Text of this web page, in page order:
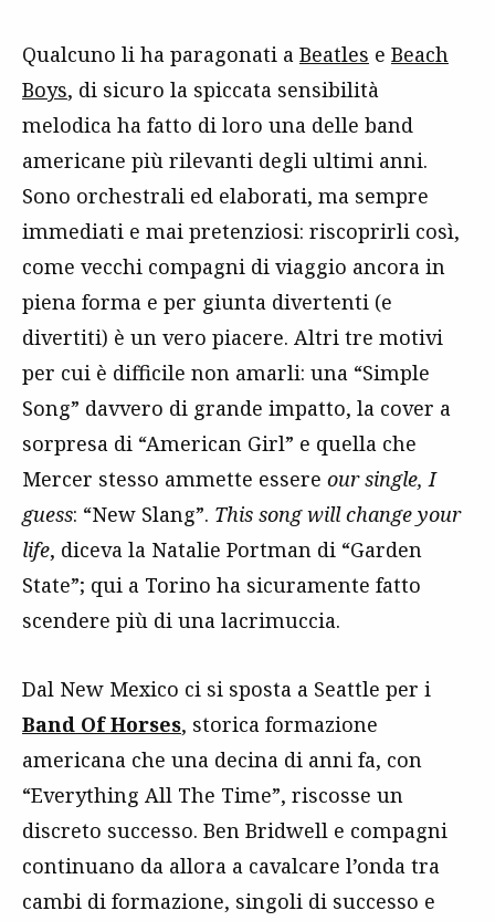
Qualcuno li ha paragonati a Beatles e Beach
Boys, di sicuro la spiccata sensibilità
melodica ha fatto di loro una delle band
americane più rilevanti degli ultimi anni.
Sono orchestrali ed elaborati, ma sempre
immediati e mai pretenziosi: riscoprirli così,
come vecchi compagni di viaggio ancora in
piena forma e per giunta divertenti (e
divertiti) è un vero piacere. Altri tre motivi
per cui è difficile non amarli: una “Simple
Song” davvero di grande impatto, la cover a
sorpresa di “American Girl” e quella che
Mercer stesso ammette essere our single, I
guess: “New Slang”. This song will change your
life, diceva la Natalie Portman di “Garden
State”; qui a Torino ha sicuramente fatto
scendere più di una lacrimuccia.
Dal New Mexico ci si sposta a Seattle per i
Band Of Horses, storica formazione
americana che una decina di anni fa, con
“Everything All The Time”, riscosse un
discreto successo. Ben Bridwell e compagni
continuano da allora a cavalcare l’onda tra
cambi di formazione, singoli di successo e